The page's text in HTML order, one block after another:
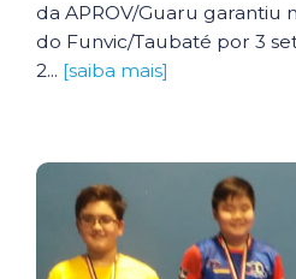
da APROV/Guaru garantiu
do Funvic/Taubaté por 3
2... [saiba mais]